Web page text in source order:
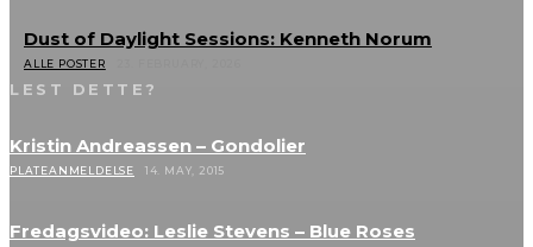
Dust of Daylight Sessions: Kenneth Norum
ALLE POSTER
LEST DETTE?
Kristin Andreassen – Gondolier
PLATEANMELDELSE 14. MAY, 2015
Fredagsvideo: Leslie Stevens – Blue Roses